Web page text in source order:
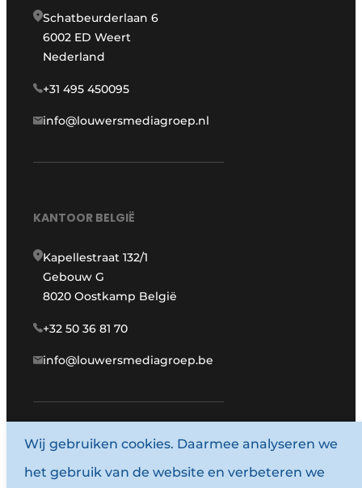
Schatbeurderlaan 6
6002 ED Weert
Nederland
+31 495 450095
info@louwersmediagroep.nl
KANTOOR BELGIË
Kapellestraat 132/1
Gebouw G
8020 Oostkamp België
+32 50 36 81 70
info@louwersmediagroep.be
www.louwersmediagroep.com
© 1987 - 2026 Louwersmediagroep.
Wij gebruiken cookies. Daarmee analyseren we
het gebruik van de website en verbeteren we